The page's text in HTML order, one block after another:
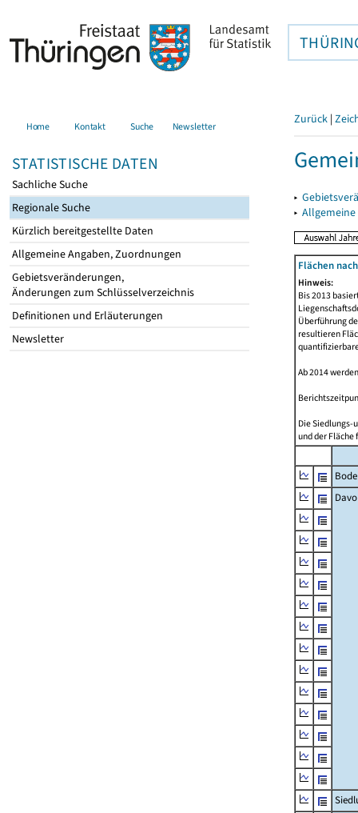
Home Kontakt Suche Newsletter
STATISTISCHE DATEN
Sachliche Suche
Regionale Suche
Kürzlich bereitgestellte Daten
Allgemeine Angaben, Zuordnungen
Gebietsveränderungen,
Änderungen zum Schlüsselverzeichnis
Definitionen und Erläuterungen
Newsletter
Zurück |
▸
▸
Flächen
Hinweis:
Bis 2013
Überführung
resultieren
Ab 2014
Die Siedlungs-
und der Fläche